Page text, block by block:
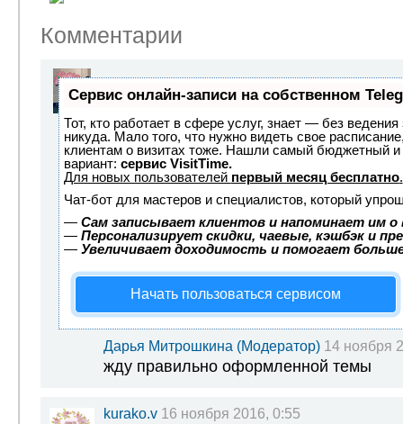
Комментарии
Сервис онлайн-записи на собственном
Тот, кто работает в сфере услуг, знает — без ведения
никуда. Мало того, что нужно видеть свое
клиентам о визитах тоже. Нашли самый бюджетный
вариант: сервис VisitTime.
Для новых пользователей первый месяц бесплатно.
Чат-бот для мастеров и специалистов, который
— Сам записывает клиентов и напоминает им о
— Персонализирует скидки, чаевые, кэшбэк и
— Увеличивает доходимость и помогает
Начать пользоваться сервисом
Дарья Митрошкина (Модератор) 14 ноября
жду правильно оформленной темы
kurako.v 16 ноября 2016, 0:55